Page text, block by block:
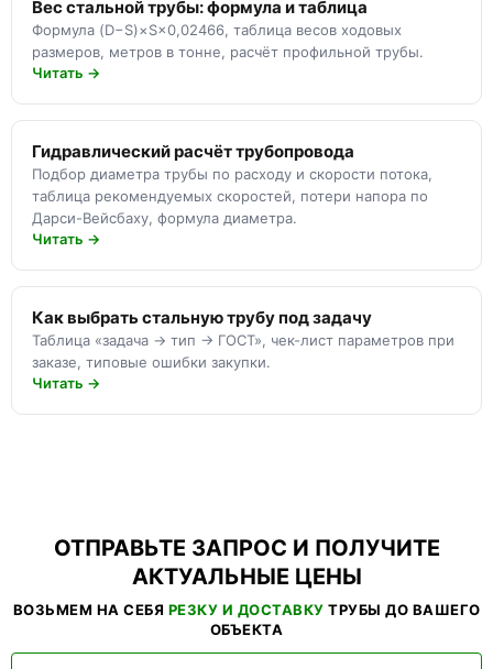
Вес стальной трубы: формула и таблица
Формула (D−S)×S×0,02466, таблица весов ходовых
размеров, метров в тонне, расчёт профильной трубы.
Читать →
Гидравлический расчёт трубопровода
Подбор диаметра трубы по расходу и скорости потока,
таблица рекомендуемых скоростей, потери напора по
Дарси-Вейсбаху, формула диаметра.
Читать →
Как выбрать стальную трубу под задачу
Таблица «задача → тип → ГОСТ», чек-лист параметров при
заказе, типовые ошибки закупки.
Читать →
ОТПРАВЬТЕ ЗАПРОС И ПОЛУЧИТЕ
АКТУАЛЬНЫЕ ЦЕНЫ
ВОЗЬМЕМ НА СЕБЯ РЕЗКУ И ДОСТАВКУ ТРУБЫ ДО ВАШЕГО
ОБЪЕКТА